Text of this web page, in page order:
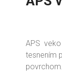
APS
tesnením